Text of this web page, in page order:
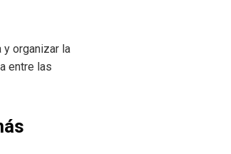
organizar la
entre las